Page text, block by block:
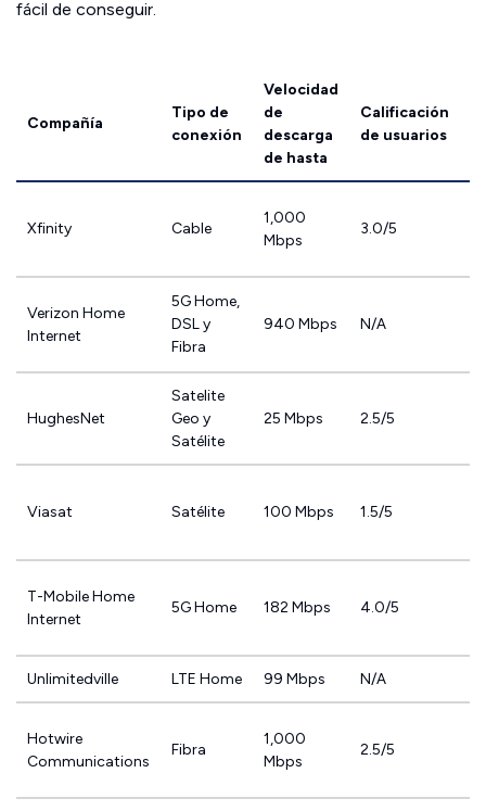
fácil de conseguir.
Compañía
Tipo de
conexión
Velocidad
de
descarga
de hasta
Calificación
de usuarios
Xfinity Cable
1,000
Mbps
3.0/5
Verizon Home
Internet
5G Home,
DSL y
Fibra
940 Mbps N/A
HughesNet
Satelite
Geo y
Satélite
25 Mbps 2.5/5
Viasat Satélite 100 Mbps 1.5/5
T-Mobile Home
Internet
5G Home 182 Mbps 4.0/5
Unlimitedville LTE Home 99 Mbps N/A
Hotwire
Communications
Fibra
1,000
Mbps
2.5/5